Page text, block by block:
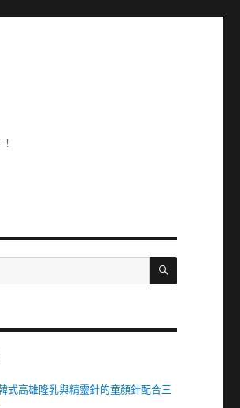
搜
式高雄隆乳與精靈針的童顏針配合三